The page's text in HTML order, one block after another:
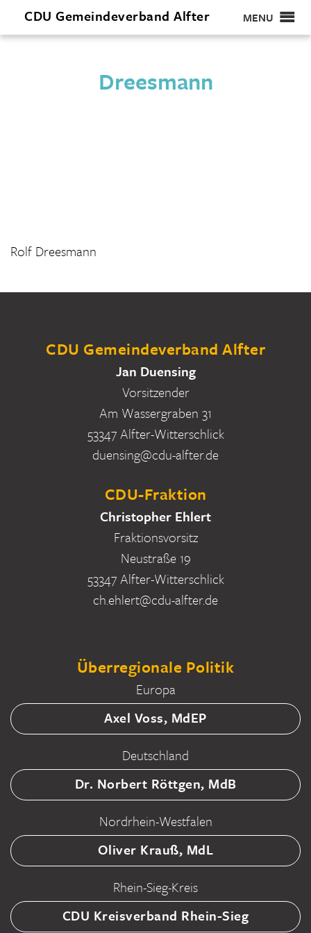
CDU Gemeindeverband Alfter MENU
Dreesmann
Rolf Dreesmann
CDU Gemeindeverband Alfter
Jan Duensing
Vorsitzender
Am Wassergraben 31
53347 Alfter-Witterschlick
duensing@cdu-alfter.de
CDU-Fraktion
Christopher Ehlert
Fraktionsvorsitz
Neustraße 19
53347 Alfter-Witterschlick
ch.ehlert@cdu-alfter.de
Überregionale Politik
Europa
Axel Voss, MdEP
Deutschland
Dr. Norbert Röttgen, MdB
Nordrhein-Westfalen
Oliver Krauß, MdL
Rhein-Sieg-Kreis
CDU Kreisverband Rhein-Sieg